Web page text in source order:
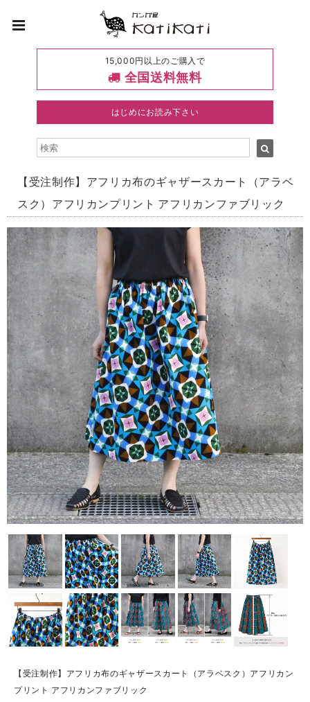
15,000円以上のご購入で
全国送料無料
はじめにお読み下さい
【受注制作】アフリカ布のギャザースカート（アラベ
スク）アフリカンプリント アフリカンファブリック
【受注制作】アフリカ布のギャザースカート（アラベスク）アフリカン
プリント アフリカンファブリック